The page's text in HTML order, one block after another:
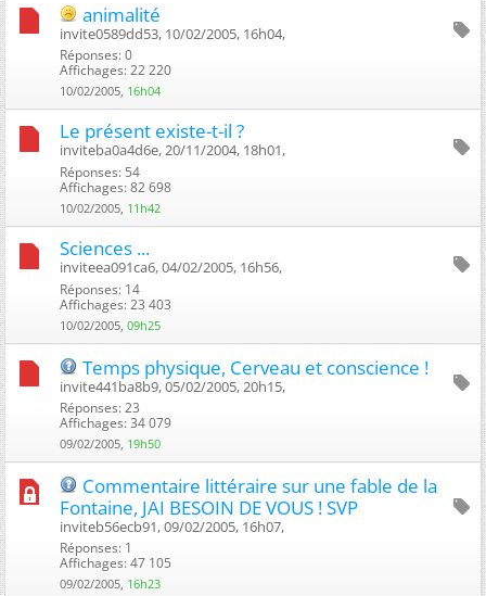
animalité
invite0589dd53, 10/02/2005, 16h04, ‎
Réponses: 0
Affichages: 22 220
10/02/2005, 16h04
Le présent existe-t-il ?
inviteba0a4d6e, 20/11/2004, 18h01, ‎
Réponses: 54
Affichages: 82 698
10/02/2005, 11h42
Sciences ...
inviteea091ca6, 04/02/2005, 16h56, ‎
Réponses: 14
Affichages: 23 403
10/02/2005, 09h25
Temps physique, Cerveau et conscience !
invite441ba8b9, 05/02/2005, 20h15, ‎
Réponses: 23
Affichages: 34 079
09/02/2005, 19h50
Commentaire littéraire sur une fable de la
Fontaine, JAI BESOIN DE VOUS ! SVP
inviteb56ecb91, 09/02/2005, 16h07, ‎
Réponses: 1
Affichages: 47 105
09/02/2005, 16h23